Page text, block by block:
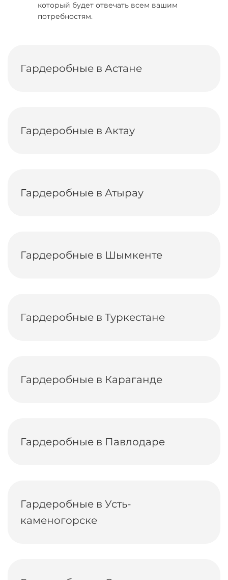
который будет отвечать всем вашим
потребностям.
Гардеробные в Астане
Гардеробные в Актау
Гардеробные в Атырау
Гардеробные в Шымкенте
Гардеробные в Туркестане
Гардеробные в Караганде
Гардеробные в Павлодаре
Гардеробные в Усть-
каменогорске